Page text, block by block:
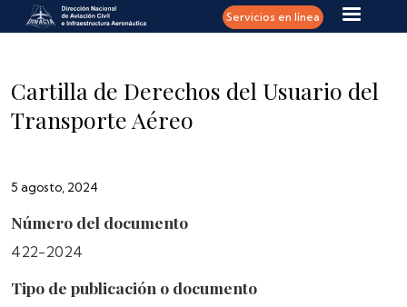
Pasar al contenido principal Servicios en línea
Cartilla de Derechos del Usuario del
Transporte Aéreo
5 agosto, 2024
Número del documento
422-2024
Tipo de publicación o documento